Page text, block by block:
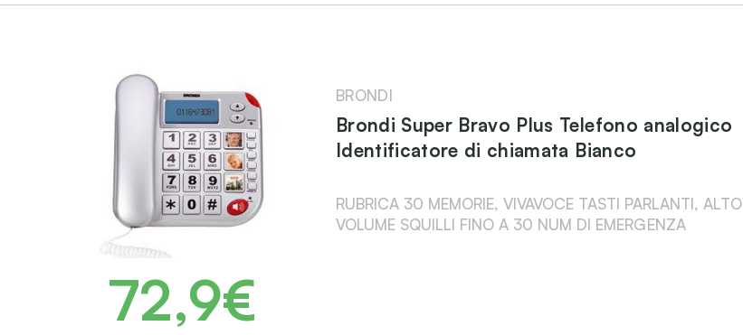
BRONDI
Brondi Super Bravo Plus Telefono analogico
Identificatore di chiamata Bianco
RUBRICA 30 MEMORIE, VIVAVOCE TASTI PARLANTI, ALTO
VOLUME SQUILLI FINO A 30 NUM DI EMERGENZA
72,9€